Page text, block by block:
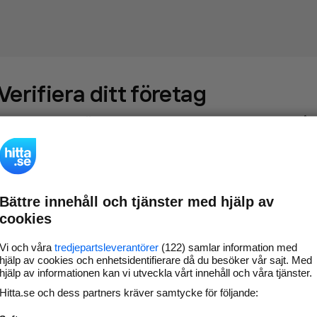
ditt företag
som69 531företag - ta kontroll över din företagssida på
hitta.se och syns bättre mot kunder i ditt närområde. Helt
kostnadsfritt.
Uppdatera din
företagsinformation
Svara på och hantera dina
Gå vidare
Bättre innehåll och tjänster med hjälp av
cookies
Vi och våra tredjepartsleverantörer (122) samlar information med
hjälp av cookies och enhetsidentifierare då du besöker vår sajt. Med
hjälp av informationen kan vi utveckla vårt innehåll och våra tjänster.
Hitta.se och dess partners kräver samtycke för följande: